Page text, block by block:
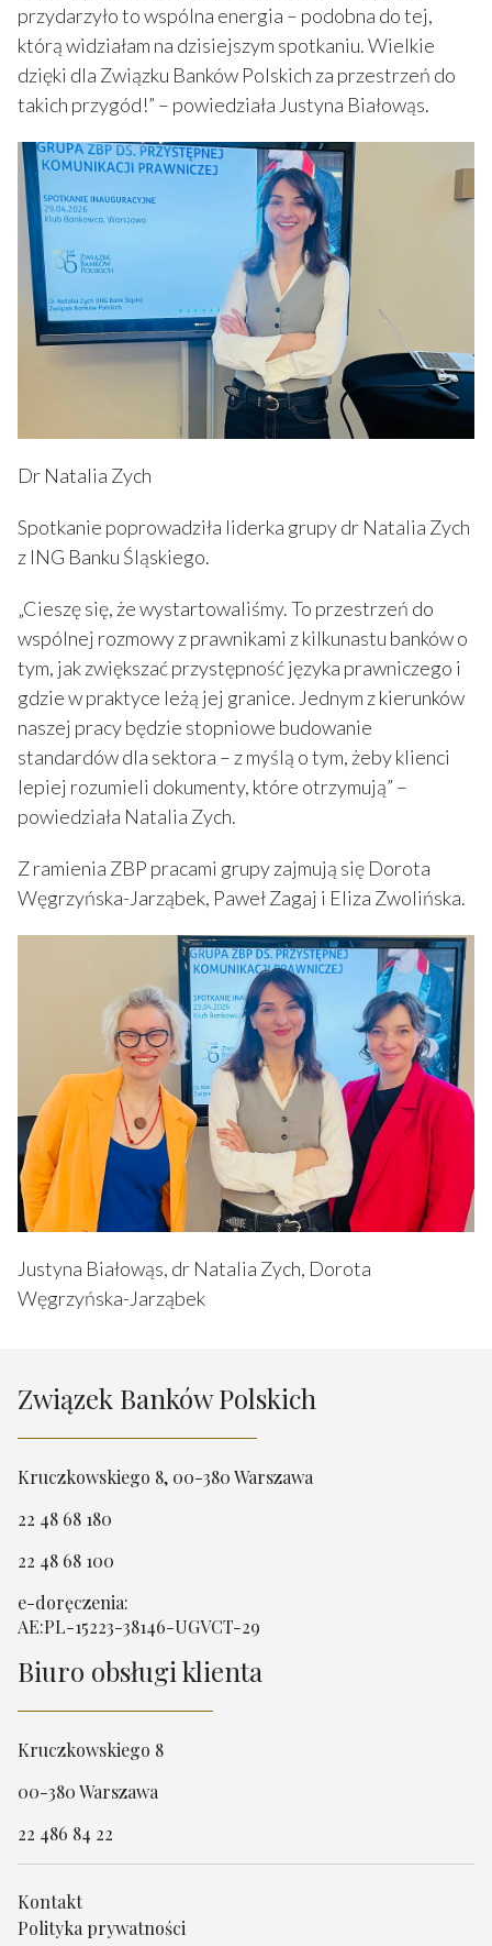
przydarzyło to wspólna energia – podobna do tej,
którą widziałam na dzisiejszym spotkaniu. Wielkie
dzięki dla Związku Banków Polskich za przestrzeń do
takich przygód!” – powiedziała Justyna Białowąs.
Dr Natalia Zych
Spotkanie poprowadziła liderka grupy dr Natalia Zych
z ING Banku Śląskiego.
„Cieszę się, że wystartowaliśmy. To przestrzeń do
wspólnej rozmowy z prawnikami z kilkunastu banków o
tym, jak zwiększać przystępność języka prawniczego i
gdzie w praktyce leżą jej granice. Jednym z kierunków
naszej pracy będzie stopniowe budowanie
standardów dla sektora – z myślą o tym, żeby klienci
lepiej rozumieli dokumenty, które otrzymują” –
powiedziała Natalia Zych.
Z ramienia ZBP pracami grupy zajmują się Dorota
Węgrzyńska-Jarząbek, Paweł Zagaj i Eliza Zwolińska.
Justyna Białowąs, dr Natalia Zych, Dorota
Węgrzyńska-Jarząbek
Związek Banków Polskich
Kruczkowskiego 8, 00-380 Warszawa
22 48 68 180
22 48 68 100
e-doręczenia:
AE:PL-15223-38146-UGVCT-29
Biuro obsługi klienta
Kruczkowskiego 8
00-380 Warszawa
22 486 84 22
Kontakt
Polityka prywatności